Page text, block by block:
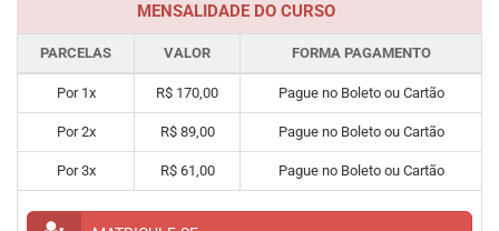
MENSALIDADE DO CURSO
PARCELAS VALOR FORMA PAGAMENTO
Por 1x R$ 170,00 Pague no Boleto ou Cartão
Por 2x R$ 89,00 Pague no Boleto ou Cartão
Por 3x R$ 61,00 Pague no Boleto ou Cartão